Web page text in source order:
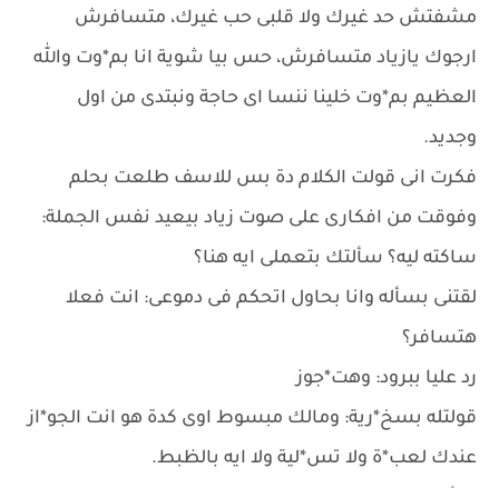
مشفتش حد غيرك ولا قلبى حب غيرك، متسافرش
ارجوك يازياد متسافرش، حس بيا شوية انا بم*وت والله
العظيم بم*وت خلينا ننسا اى حاجة ونبتدى من اول
وجديد.
فكرت انى قولت الكلام دة بس للاسف طلعت بحلم
وفوقت من افكارى على صوت زياد بيعيد نفس الجملة:
ساكته ليه؟ سألتك بتعملى ايه هنا؟
لقتنى بسأله وانا بحاول اتحكم فى دموعى: انت فعلا
هتسافر؟
رد عليا ببرود: وهت*جوز
قولتله بسخ*رية: ومالك مبسوط اوى كدة هو انت الجو*از
عندك لعب*ة ولا تس*لية ولا ايه بالظبط.